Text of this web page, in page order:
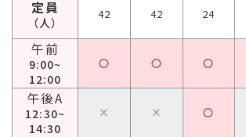
定員
（人）
42 42 24
午前
9:00~
12:00
〇 〇 〇
午後A
12:30~
14:30
× × 〇